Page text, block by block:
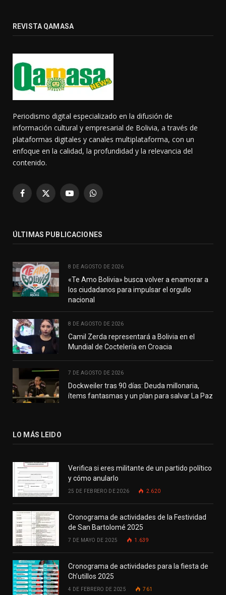
REVISTA QAMASA
Periodismo digital especializado en la difusión de
información cultural y empresarial de Bolivia, a través de
plataformas digitales y canales multiplataforma, con un
enfoque en la calidad, la profundidad y la relevancia del
contenido.
Facebook
X
YouTubeWhatsApp
ÚLTIMAS PUBLICACIONES
8 DE AGOSTO DE 2026
«Te Amo Bolivia» busca volver a enamorar a
los ciudadanos para impulsar el orgullo
nacional
8 DE AGOSTO DE 2026
Camil Zerda representará a Bolivia en el
Mundial de Coctelería en Croacia
7 DE AGOSTO DE 2026
Dockweiler tras 90 días: Deuda millonaria,
ítems fantasmas y un plan para salvar La Paz
LO MÁS LEIDO
Verifica si eres militante de un partido político
y cómo anularlo
25 DE FEBRERO DE 2026 2.620
Cronograma de actividades de la Festividad
de San Bartolomé 2025
7 DE MAYO DE 2025 1.639
Cronograma de actividades para la fiesta de
Ch’utillos 2025
4 DE FEBRERO DE 2025 761